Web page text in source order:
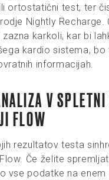
ortostatični test, ter
Nightly Recharge.
karkoli, kar bi
kardio sistema, bo
informacijah.
V
FLOW
rezultatov testa
Če želite
vse podatke na enem